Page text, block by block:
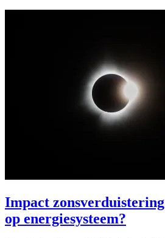
Impact zonsverduistering
op energiesysteem?